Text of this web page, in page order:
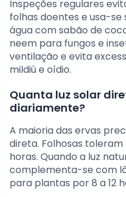
Inspeções regulares
folhas doentes e usa-se
água com sabão de
neem para fungos e
ventilação e evita
mildiú e oídio.
Quanta luz solar
diariamente?
A maioria das ervas
direta. Folhosas
horas. Quando a luz
complementa-se com
para plantas por 8 a 12